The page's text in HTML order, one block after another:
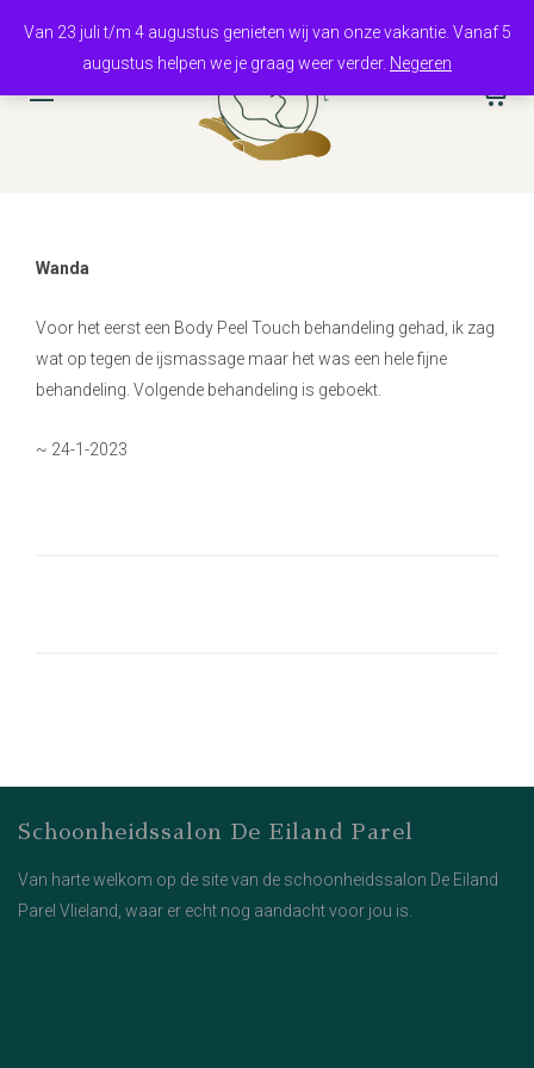
Van 23 juli t/m 4 augustus genieten wij van onze vakantie. Vanaf 5
augustus helpen we je graag weer verder. Negeren
Wanda
Voor het eerst een Body Peel Touch behandeling gehad, ik zag
wat op tegen de ijsmassage maar het was een hele fijne
behandeling. Volgende behandeling is geboekt
~ 24-1-2023
Schoonheidssalon De Eiland Parel
Van harte welkom op de site van de schoonheidssalon De Eiland
Parel Vlieland, waar er echt nog aandacht voor jou is.